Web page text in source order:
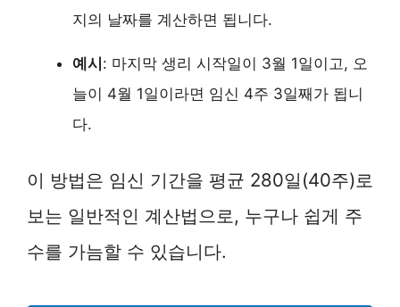
지의 날짜를 계산하면 됩니다.
예시 : 마지막 생리 시작일이 3월 1일이고, 오
늘이 4월 1일이라면 임신 4주 3일째가 됩니
다.
이 방법은 임신 기간을 평균 280일(40주)로
보는 일반적인 계산법으로, 누구나 쉽게 주
수를 가늠할 수 있습니다.